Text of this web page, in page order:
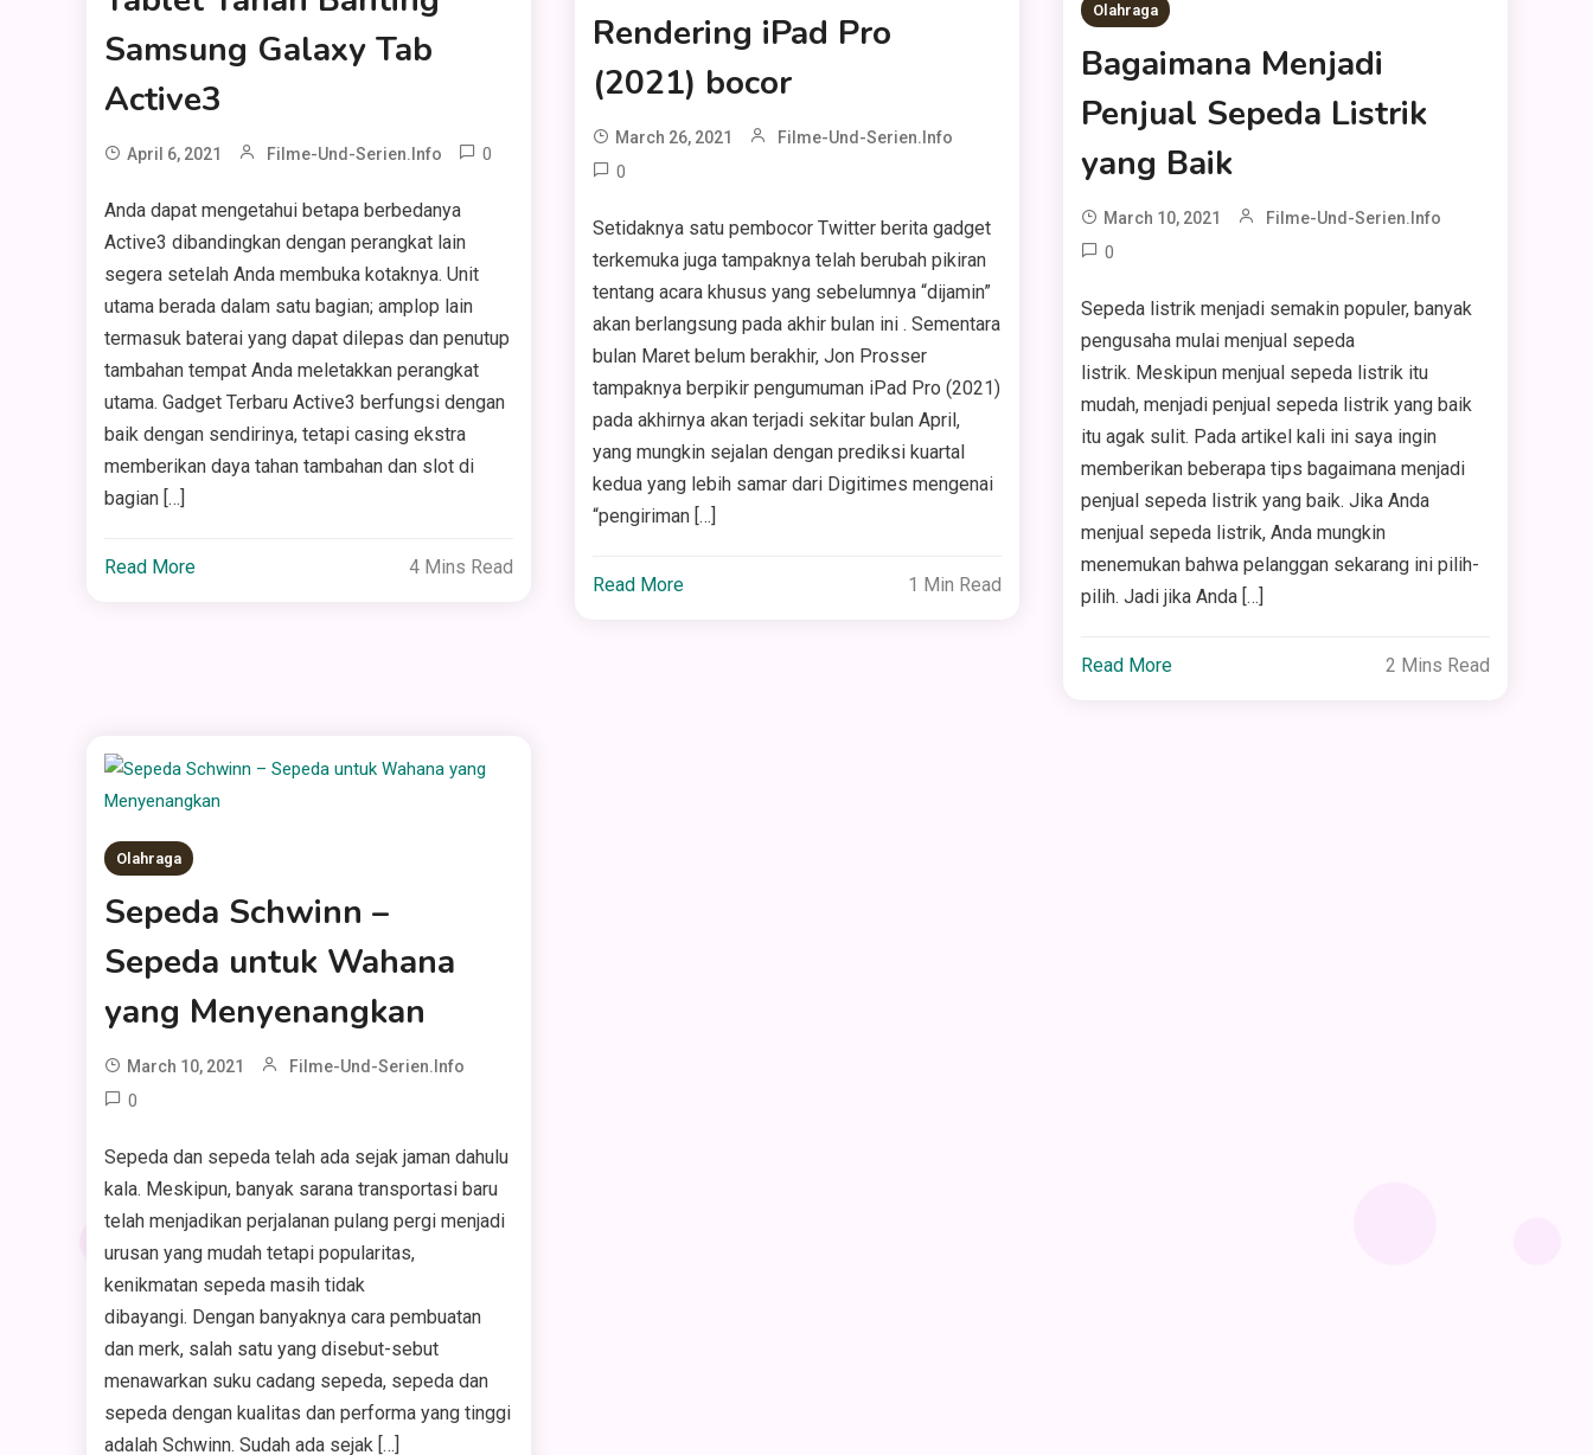
Samsung Galaxy Tab
Active3
April 6, 2021 Filme-Und-Serien.info 0
Anda dapat mengetahui betapa berbedanya
Active3 dibandingkan dengan perangkat lain
segera setelah Anda membuka kotaknya. Unit
utama berada dalam satu bagian; amplop lain
termasuk baterai yang dapat dilepas dan penutup
tambahan tempat Anda meletakkan perangkat
utama. Gadget Terbaru Active3 berfungsi dengan
baik dengan sendirinya, tetapi casing ekstra
memberikan daya tahan tambahan dan slot di
bagian […]
Read More 4 Mins Read
Rendering iPad Pro
(2021) bocor
March 26, 2021 Filme-Und-Serien.info
0
Setidaknya satu pembocor Twitter berita gadget
terkemuka juga tampaknya telah berubah pikiran
tentang acara khusus yang sebelumnya “dijamin”
akan berlangsung pada akhir bulan ini . Sementara
bulan Maret belum berakhir, Jon Prosser
tampaknya berpikir pengumuman iPad Pro (2021)
pada akhirnya akan terjadi sekitar bulan April,
yang mungkin sejalan dengan prediksi kuartal
kedua yang lebih samar dari Digitimes mengenai
“pengiriman […]
Read More 1 Min Read
Olahraga
Bagaimana Menjadi
Penjual Sepeda Listrik
yang Baik
March 10, 2021 Filme-Und-Serien.info
0
Sepeda listrik menjadi semakin populer, banyak
pengusaha mulai menjual sepeda
listrik. Meskipun menjual sepeda listrik itu
mudah, menjadi penjual sepeda listrik yang baik
itu agak sulit. Pada artikel kali ini saya ingin
memberikan beberapa tips bagaimana menjadi
penjual sepeda listrik yang baik. Jika Anda
menjual sepeda listrik, Anda mungkin
menemukan bahwa pelanggan sekarang ini pilih-
pilih. Jadi jika Anda […]
Read More 2 Mins Read
Olahraga
Sepeda Schwinn –
Sepeda untuk Wahana
yang Menyenangkan
March 10, 2021 Filme-Und-Serien.info
0
Sepeda dan sepeda telah ada sejak jaman dahulu
kala. Meskipun, banyak sarana transportasi baru
telah menjadikan perjalanan pulang pergi menjadi
urusan yang mudah tetapi popularitas,
kenikmatan sepeda masih tidak
dibayangi. Dengan banyaknya cara pembuatan
dan merk, salah satu yang disebut-sebut
menawarkan suku cadang sepeda, sepeda dan
sepeda dengan kualitas dan performa yang tinggi
adalah Schwinn. Sudah ada sejak […]